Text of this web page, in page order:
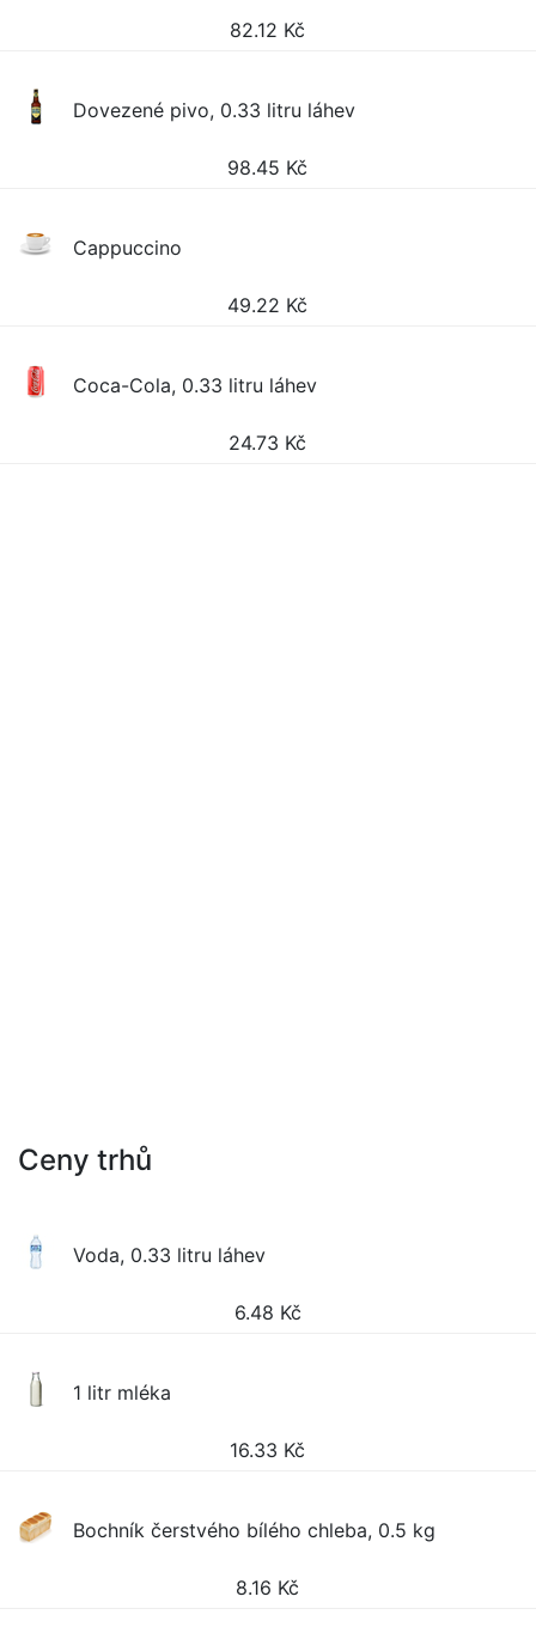
82.12 Kč
Dovezené pivo, 0.33 litru láhev
98.45 Kč
Cappuccino
49.22 Kč
Coca-Cola, 0.33 litru láhev
24.73 Kč
Ceny trhů
Voda, 0.33 litru láhev
6.48 Kč
1 litr mléka
16.33 Kč
Bochník čerstvého bílého chleba, 0.5 kg
8.16 Kč